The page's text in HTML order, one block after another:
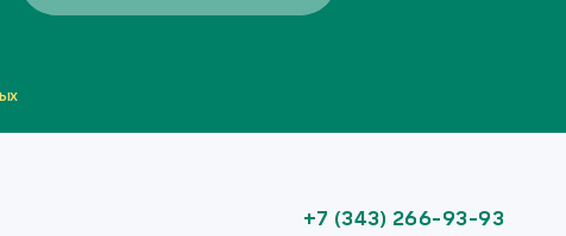
+7 (343) 266-93-93